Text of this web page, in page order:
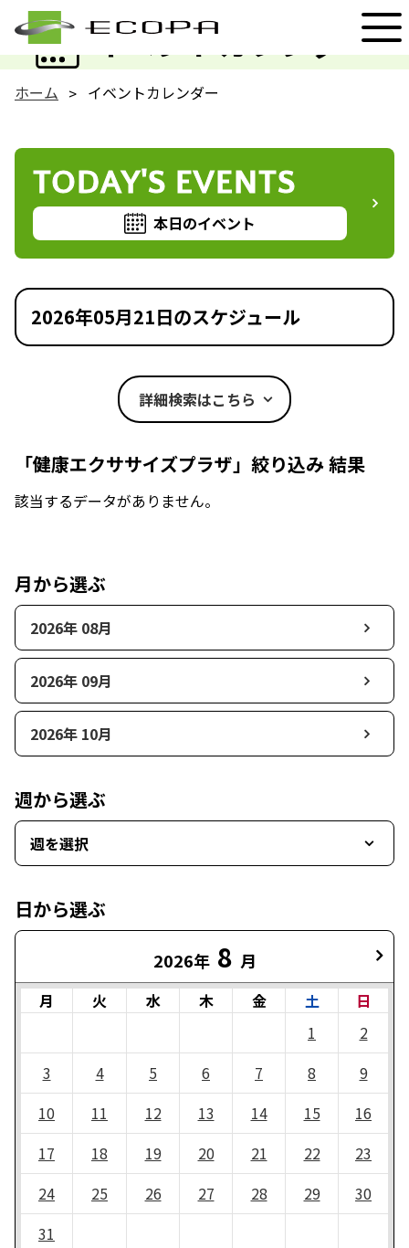
イベントカレンダー
EVENT
ホーム イベントカレンダー
TODAY'S EVENTS
本日のイベント
2026年05月21日のスケジュール
詳細検索はこちら
「健康エクササイズプラザ」絞り込み 結果
該当するデータがありません。
月から選ぶ
2026年 08月
2026年 09月
2026年 10月
週から選ぶ
週を選択
日から選ぶ
2026年 8 月
月 火 水 木 金 土
日
1
2
3
4 5 6 7 8
9
10
11 12 13 14 15
16
17
18 19 20 21 22
23
24
25 26 27 28 29
30
31